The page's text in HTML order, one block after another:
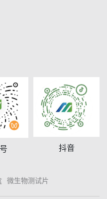
抖音
微生物测试片